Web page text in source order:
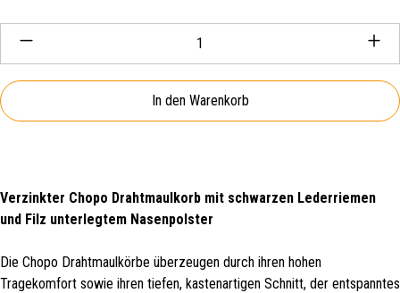
Produkt Anzahl: Gib den gewünschten Wert ein oder
In den Warenkorb
Verzinkter Chopo Drahtmaulkorb mit schwarzen Lederriemen
und Filz unterlegtem Nasenpolster
Die Chopo Drahtmaulkörbe überzeugen durch ihren hohen
Tragekomfort sowie ihren tiefen, kastenartigen Schnitt, der entspanntes